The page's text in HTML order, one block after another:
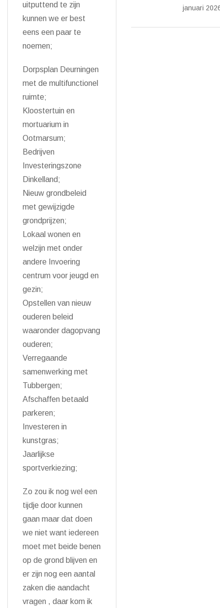
uitputtend te zijn
kunnen we er best
eens een paar te
noemen;
Dorpsplan Deurningen
met de multifunctionel
ruimte;
Kloostertuin en
mortuarium in
Ootmarsum;
Bedrijven
Investeringszone
Dinkelland;
Nieuw grondbeleid
met gewijzigde
grondprijzen;
Lokaal wonen en
welzijn met onder
andere Invoering
centrum voor jeugd en
gezin;
Opstellen van nieuw
ouderen beleid
waaronder dagopvang
ouderen;
Verregaande
samenwerking met
Tubbergen;
Afschaffen betaald
parkeren;
Investeren in
kunstgras;
Jaarlijkse
sportverkiezing;
Zo zou ik nog wel een
tijdje door kunnen
gaan maar dat doen
we niet want iedereen
moet met beide benen
op de grond blijven en
er zijn nog een aantal
zaken die aandacht
vragen , daar kom ik
januari